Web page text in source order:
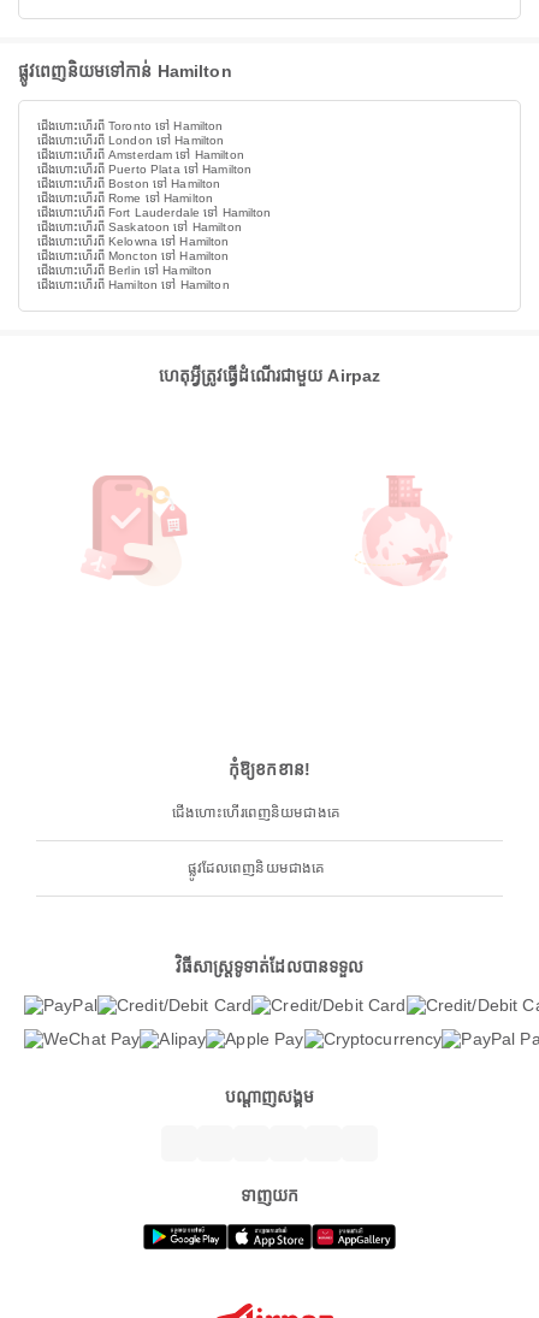
ផ្លូវពេញនិយមទៅកាន់ Hamilton
ជើងហោះហើរពី Toronto ទៅ Hamilton
ជើងហោះហើរពី London ទៅ Hamilton
ជើងហោះហើរពី Amsterdam ទៅ Hamilton
ជើងហោះហើរពី Puerto Plata ទៅ Hamilton
ជើងហោះហើរពី Boston ទៅ Hamilton
ជើងហោះហើរពី Rome ទៅ Hamilton
ជើងហោះហើរពី Fort Lauderdale ទៅ Hamilton
ជើងហោះហើរពី Saskatoon ទៅ Hamilton
ជើងហោះហើរពី Kelowna ទៅ Hamilton
ជើងហោះហើរពី Moncton ទៅ Hamilton
ជើងហោះហើរពី Berlin ទៅ Hamilton
ជើងហោះហើរពី Hamilton ទៅ Hamilton
ហេតុអ្វីត្រូវធ្វើដំណើរជាមួយ Airpaz
កុំឱ្យខកខាន!
ជើងហោះហើរពេញនិយមជាងគេ
ផ្លូវដែលពេញនិយមជាងគេ
វិធីសាស្ត្រទូទាត់ដែលបានទទួល
បណ្តាញសង្គម
ទាញយក